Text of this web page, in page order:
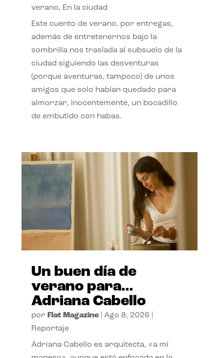
verano, En la ciudad
Este cuento de verano, por entregas,
además de entretenernos bajo la
sombrilla nos traslada al subsuelo de la
ciudad siguiendo las desventuras
(porque aventuras, tampoco) de unos
amigos que solo habían quedado para
almorzar, inocentemente, un bocadillo
de embutido con habas.
Un buen día de
verano para…
Adriana Cabello
por Flat Magazine| Ago 8, 2026
Reportaje
Adriana Cabello es arquitecta, «a mi